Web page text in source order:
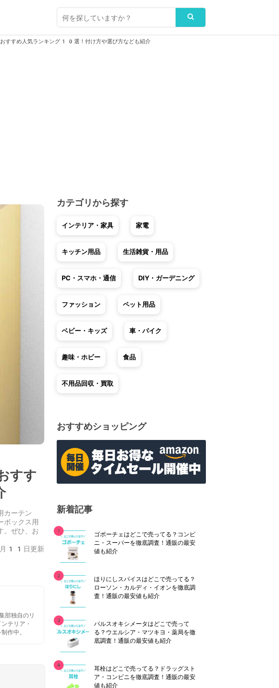
すすめ人気ランキング10選！付け方や選び方なども紹介
すす
カーテン
ボックス用
。ぜひ、お
日更新
部独自のリ
テリア・
作中。
カテゴリから探す
インテリア・家具 家電
キッチン用品 生活雑貨・用品
PC・スマホ・通信 DIY・ガーデニング
ファッション ペット用品
ベビー・キッズ 車・バイク
趣味・ホビー 食品
不用品回収・買取
おすすめショッピング
新着記事
ゴボーチェはどこで売ってる？コンビ
ニ・スーパーを徹底調査！通販の最安
値も紹介
ほりにしスパイスはどこで売ってる？
ローソン・カルディ・イオンを徹底調
査！通販の最安値も紹介
パルスオキシメータはどこで売って
る？ウエルシア・マツキヨ・薬局を徹
底調査！通販の最安値も紹介
耳栓はどこで売ってる？ドラッグスト
ア・コンビニを徹底調査！通販の最安
値も紹介